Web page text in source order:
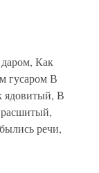
Как
гусаром В
ядовитый, В
речи,